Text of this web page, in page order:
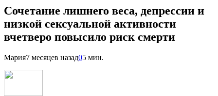
Сочетание лишнего веса, депрессии и
низкой сексуальной активности
вчетверо повысило риск смерти
Мария7 месяцев назад05 мин.